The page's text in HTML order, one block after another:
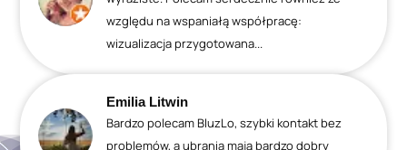
względu na wspaniałą współpracę:
wizualizacja przygotowana...
Emilia Litwin
Bardzo polecam BluzLo, szybki kontakt bez
problemów, a ubrania mają bardzo dobry